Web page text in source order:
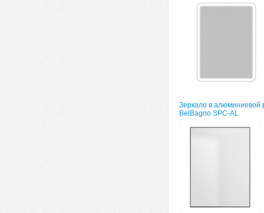
Зеркало в алюминиевой
BelBagno SPC-AL